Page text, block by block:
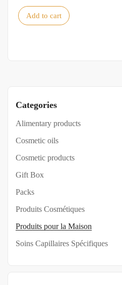
Categories
Alimentary products
Cosmetic oils
Cosmetic products
Gift Box
Packs
Produits Cosmétiques
Produits pour la Maison
Soins Capillaires Spécifiques
Add to cart